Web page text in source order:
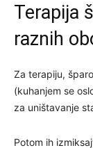
Terapija
raznih
Za terapiju,
(kuhanjem se
za uništavanje
Potom ih